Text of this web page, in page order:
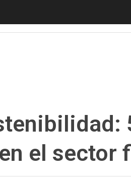
sostenibilidad: 5 casos de
el sector